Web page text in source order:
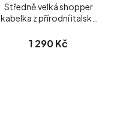
Středně velká shopper
kabelka z přírodní italské
1 290 Kč